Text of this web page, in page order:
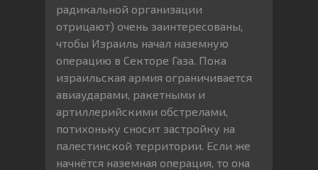
радикальной организации
отрицают) очень заинтересованы,
чтобы Израиль начал наземную
операцию в Секторе Газа. Пока
израильская армия ограничивается
авиаударами, ракетными и
артиллерийскими обстрелами,
потихоньку сносит застройку на
палестинской территории. Если же
начнётся наземная операция, то она